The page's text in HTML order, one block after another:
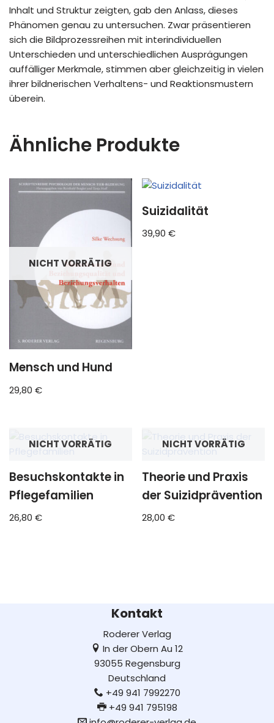
Inhalt und Struktur zeigten, gab den Anlass, dieses
Phänomen genau zu untersuchen. Zwar präsentieren
sich die Bildprozessreihen mit interindividuellen
Unterschieden und unterschiedlichen Ausprägungen
auffälliger Merkmale, stimmen aber gleichzeitig in vielen
ihrer bildnerischen Verhaltens- und Reaktionsmustern
überein.
Ähnliche Produkte
NICHT VORRÄTIG
Mensch und Hund
29,80 €
Suizidalität
39,90€
NICHT VORRÄTIG
Besuchskontakte in
Pflegefamilien
26,80 €
NICHT VORRÄTIG
Theorie und Praxis
der Suizidprävention
28,00€
Kontakt
Roderer Verlag
In der Obern Au 12
93055 Regensburg
Deutschland
+49 941 7992270
+49 941 795198